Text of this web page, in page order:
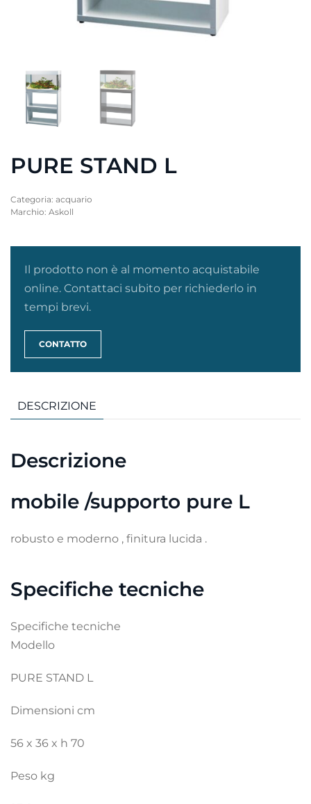
PURE STAND L
Categoria: acquario
Marchio: Askoll
Il prodotto non è al momento acquistabile
online. Contattaci subito per richiederlo in
tempi brevi.
CONTATTO
DESCRIZIONE
Descrizione
mobile /supporto pure L
robusto e moderno , finitura lucida .
Specifiche tecniche
Specifiche tecniche
Modello
PURE STAND L
Dimensioni cm
56 x 36 x h 70
Peso kg